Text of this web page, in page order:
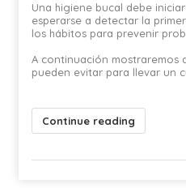
Una higiene bucal debe
esperarse a detectar la
los hábitos para prevenir
A continuación mostraremos
pueden evitar para llevar un
Continue reading